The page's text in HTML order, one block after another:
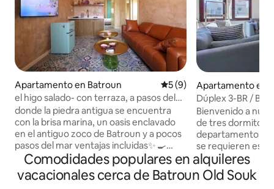
Apartamento en Batroun Calificación promedio: 5
5 (9)
el higo salado- con terraza, a pasos del
mar
donde la piedra antigua se encuentra
con la brisa marina, un oasis enclavado
en el antiguo zoco de Batroun y a pocos
pasos del mar ventajas incluidas✨ 🍳
desayuno en la cama- una 'fórmula'
gratis por reserva de Tarwi2a abajo
televisores 📺inteligentes 🅿️dos plazas
Apartamento en
Dúplex 3-BR /
Bienvenido a
de tres
departamento
se requieren
clave: Electricidad
✔ 3 dormitorios,
Aire
Comodidades populares en alquileres
vacacionales cerca de Batroun Old Souk